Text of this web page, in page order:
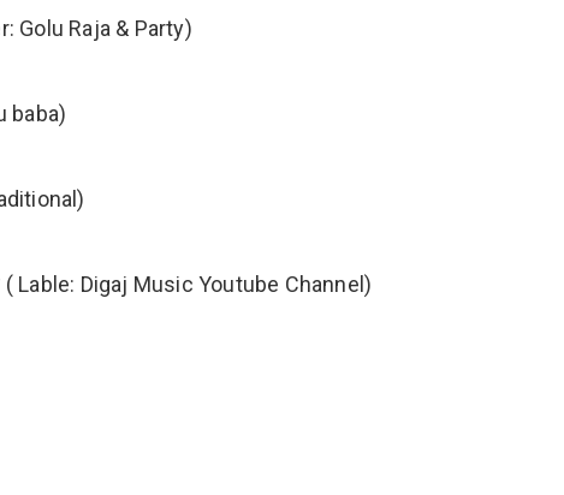
Golu Raja & Party)
baba)
( Lable: Digaj Music Youtube Channel)